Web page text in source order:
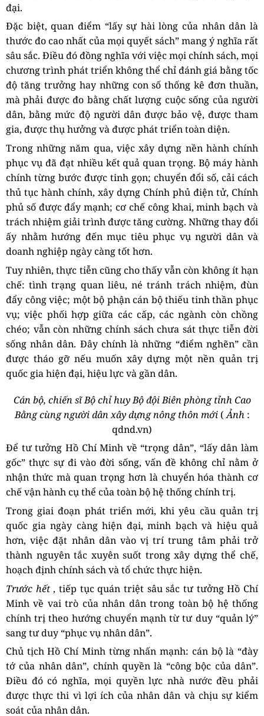
đại.
Đặc biệt, quan điểm “lấy sự hài lòng của nhân dân là
thước đo cao nhất của mọi quyết sách” mang ý nghĩa rất
sâu sắc. Điều đó đồng nghĩa với việc mọi chính sách, mọi
chương trình phát triển không thể chỉ đánh giá bằng tốc
độ tăng trưởng hay những con số thống kê đơn thuần,
mà phải được đo bằng chất lượng cuộc sống của người
dân, bằng mức độ người dân được bảo vệ, được tham
gia, được thụ hưởng và được phát triển toàn diện.
Trong những năm qua, việc xây dựng nền hành chính
phục vụ đã đạt nhiều kết quả quan trọng. Bộ máy hành
chính từng bước được tinh gọn; chuyển đổi số, cải cách
thủ tục hành chính, xây dựng Chính phủ điện tử, Chính
phủ số được đẩy mạnh; cơ chế công khai, minh bạch và
trách nhiệm giải trình được tăng cường. Những thay đổi
ấy nhằm hướng đến mục tiêu phục vụ người dân và
doanh nghiệp ngày càng tốt hơn.
Tuy nhiên, thực tiễn cũng cho thấy vẫn còn không ít hạn
chế: tình trạng quan liêu, né tránh trách nhiệm, đùn
đẩy công việc; một bộ phận cán bộ thiếu tinh thần phục
vụ; việc phối hợp giữa các cấp, các ngành còn chồng
chéo; vẫn còn những chính sách chưa sát thực tiễn đời
sống nhân dân. Đây chính là những “điểm nghẽn” cần
được tháo gỡ nếu muốn xây dựng một nền quản trị
quốc gia hiện đại, hiệu lực và gần dân.
Cán bộ, chiến sĩ Bộ chỉ huy Bộ đội Biên phòng tỉnh Cao
Bằng cùng người dân xây dựng nông thôn mới ( Ảnh :
qdnd.vn)
Để tư tưởng Hồ Chí Minh về “trọng dân”, “lấy dân làm
gốc” thực sự đi vào đời sống, vấn đề không chỉ nằm ở
nhận thức mà quan trọng hơn là chuyển hóa thành cơ
chế vận hành cụ thể của toàn bộ hệ thống chính trị.
Trong giai đoạn phát triển mới, khi yêu cầu quản trị
quốc gia ngày càng hiện đại, minh bạch và hiệu quả
hơn, việc đặt nhân dân vào vị trí trung tâm phải trở
thành nguyên tắc xuyên suốt trong xây dựng thể chế,
hoạch định chính sách và tổ chức thực hiện.
Trước hết , tiếp tục quán triệt sâu sắc tư tưởng Hồ Chí
Minh về vai trò của nhân dân trong toàn bộ hệ thống
chính trị theo hướng chuyển mạnh từ tư duy “quản lý”
sang tư duy “phục vụ nhân dân”.
Chủ tịch Hồ Chí Minh từng nhấn mạnh: cán bộ là “đày
tớ của nhân dân”, chính quyền là “công bộc của dân”.
Điều đó có nghĩa, mọi quyền lực nhà nước đều phải
được thực thi vì lợi ích của nhân dân và chịu sự kiểm
soát của nhân dân.